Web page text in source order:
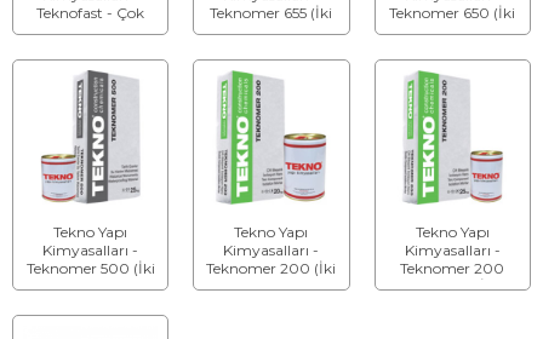
Teknofast - Çok
Hızlı Kuruyan
Membran
Teknomer 655 (İki
Bileşenli) - Hibrit
Teknomer 650 (İki
Bileşenli) - Saf
Tekno Yapı
Kimyasalları -
Teknomer 500 (İki
Bileşenli) - Su
Tekno Yapı
Kimyasalları -
Teknomer 200 (İki
Bileşenli) - Su
Tekno Yapı
Kimyasalları -
Teknomer 200
Kristalize (İki